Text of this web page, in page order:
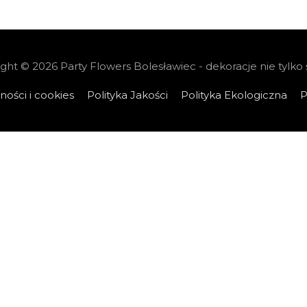
© 2026 Party Flowers Bolesławiec - dekoracje nie tylko
i cookies Polityka Jakości Polityka Ekologiczna